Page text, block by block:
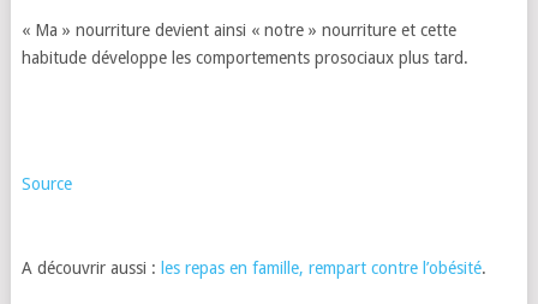
« Ma » nourriture devient ainsi « notre » nourriture et cette
habitude développe les comportements prosociaux plus tard.
Source
A découvrir aussi : les repas en famille, rempart contre l’obésité.